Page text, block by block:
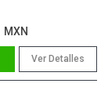
MXN
Ver Detalles